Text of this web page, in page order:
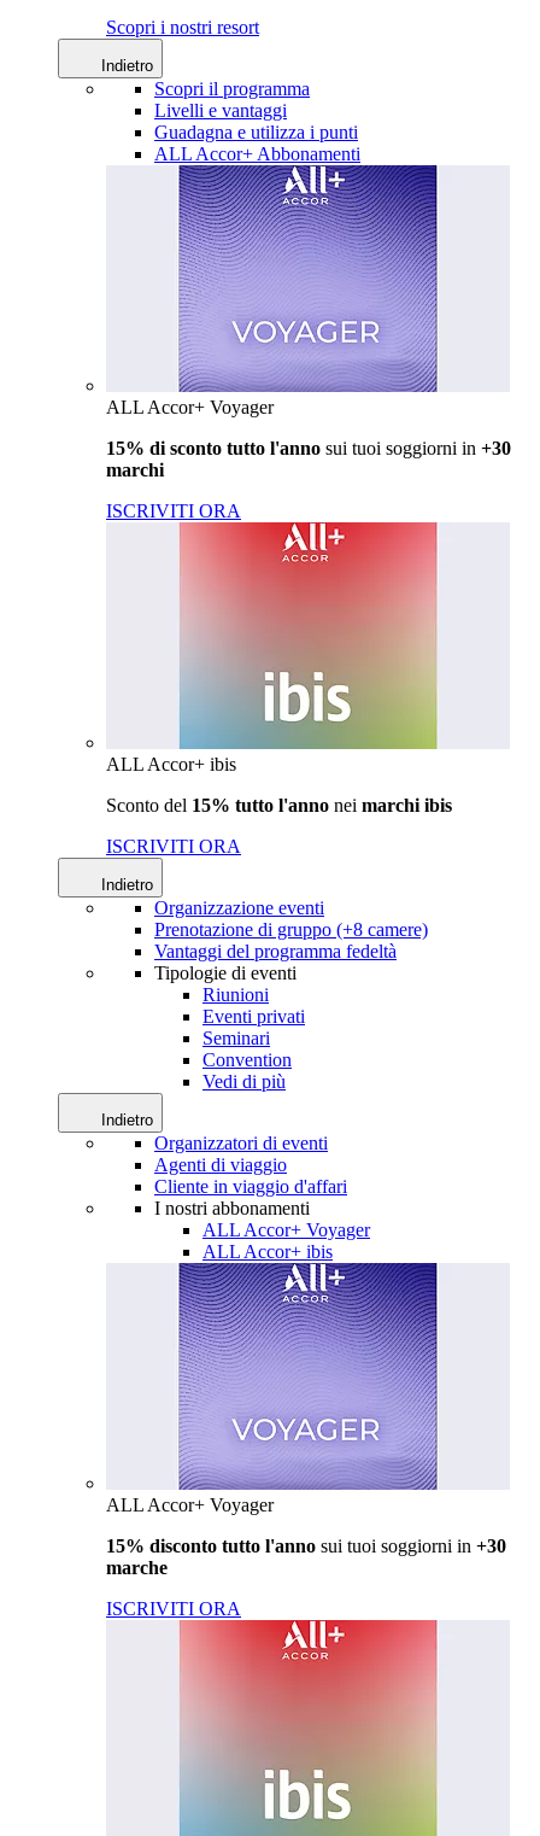
Scopri i nostri resort
Indietro
Scopri il programma
Livelli e vantaggi
Guadagna e utilizza i punti
ALL Accor+ Abbonamenti
ALL Accor+ Voyager
15% di sconto tutto l'anno sui tuoi soggiorni in +30
marchi
ISCRIVITI ORA
ALL Accor+ ibis
Sconto del 15% tutto l'anno nei marchi ibis
ISCRIVITI ORA
Indietro
Organizzazione eventi
Prenotazione di gruppo (+8 camere)
Vantaggi del programma fedeltà
Tipologie di eventi
Riunioni
Eventi privati
Seminari
Convention
Vedi di più
Indietro
Organizzatori di eventi
Agenti di viaggio
Cliente in viaggio d'affari
I nostri abbonamenti
ALL Accor+ Voyager
ALL Accor+ ibis
ALL Accor+ Voyager
15% disconto tutto l'anno sui tuoi soggiorni in +30
marche
ISCRIVITI ORA